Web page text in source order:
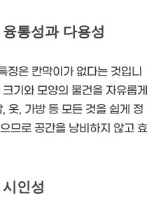
통성과 다용성
징은 칸막이가 없다는 것입니
기와 모양의 물건을 자유롭게
옷, 가방 등 모든 것을 쉽게 정
므로 공간을 낭비하지 않고 효
인성